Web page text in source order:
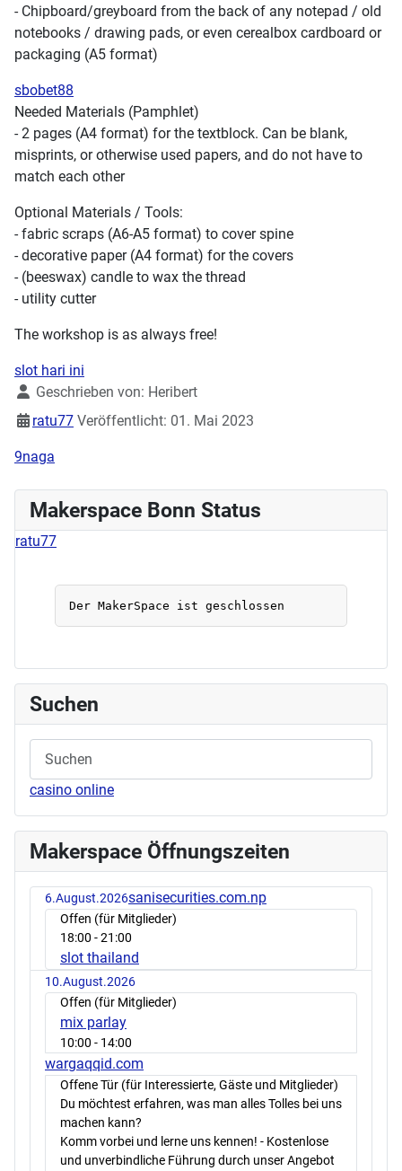
- Chipboard/greyboard from the back of any notepad / old
notebooks / drawing pads, or even cerealbox cardboard or
packaging (A5 format)
sbobet88
Needed Materials (Pamphlet)
- 2 pages (A4 format) for the textblock. Can be blank,
misprints, or otherwise used papers, and do not have to
match each other
Optional Materials / Tools:
- fabric scraps (A6-A5 format) to cover spine
- decorative paper (A4 format) for the covers
- (beeswax) candle to wax the thread
- utility cutter
The workshop is as always free!
slot hari ini
DetailsGeschrieben von: Heribert
ratu77 Veröffentlicht: 01. Mai 2023
9naga
Makerspace Bonn Status
ratu77
Suchen
casino online
Makerspace Öffnungszeiten
6.August.2026sanisecurities.com.np
Offen (für Mitglieder)
18:00 - 21:00
slot thailand
10.August.2026
Offen (für Mitglieder)
mix parlay
10:00 - 14:00
wargaqqid.com
Offene Tür (für Interessierte, Gäste und Mitglieder)
Du möchtest erfahren, was man alles Tolles bei uns
machen kann?
Komm vorbei und lerne uns kennen! - Kostenlose
und unverbindliche Führung durch unser Angebot